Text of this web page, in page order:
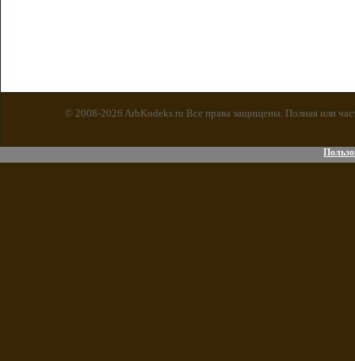
© 2008-2026 ArbKodeks.ru Все права защищены. Полная или